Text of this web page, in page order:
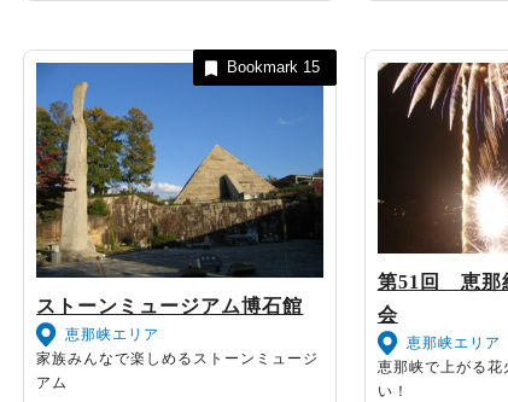
ストーンミュージアム博石館
恵那峡エリア
家族みんなで楽しめるストーンミュージ
アム
Bookmark 15
第51回 恵那
会
恵那峡エリア
恵那峡で上がる花
い！